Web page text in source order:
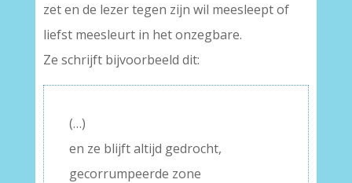
zet en de lezer tegen zijn wil meesleept of
liefst meesleurt in het onzegbare.
Ze schrijft bijvoorbeeld dit:
(…)
en ze blijft altijd gedrocht,
gecorrumpeerde zone